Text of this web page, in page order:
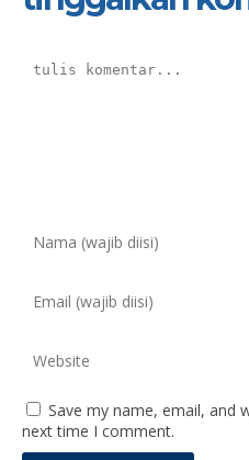
Save my name, email, and
next time I comment.